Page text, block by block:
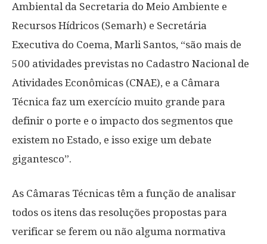
Ambiental da Secretaria do Meio Ambiente e
Recursos Hídricos (Semarh) e Secretária
Executiva do Coema, Marli Santos, “são mais de
500 atividades previstas no Cadastro Nacional de
Atividades Econômicas (CNAE), e a Câmara
Técnica faz um exercício muito grande para
definir o porte e o impacto dos segmentos que
existem no Estado, e isso exige um debate
gigantesco”.
As Câmaras Técnicas têm a função de analisar
todos os itens das resoluções propostas para
verificar se ferem ou não alguma normativa